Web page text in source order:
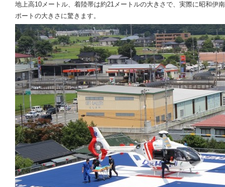
地上高10メートル、着陸帯は約21メートルの大きさで、実際に昭和伊
ポートの大きさに驚きます。